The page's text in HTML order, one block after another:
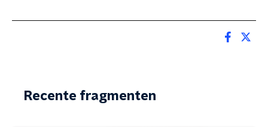
Recente fragmenten